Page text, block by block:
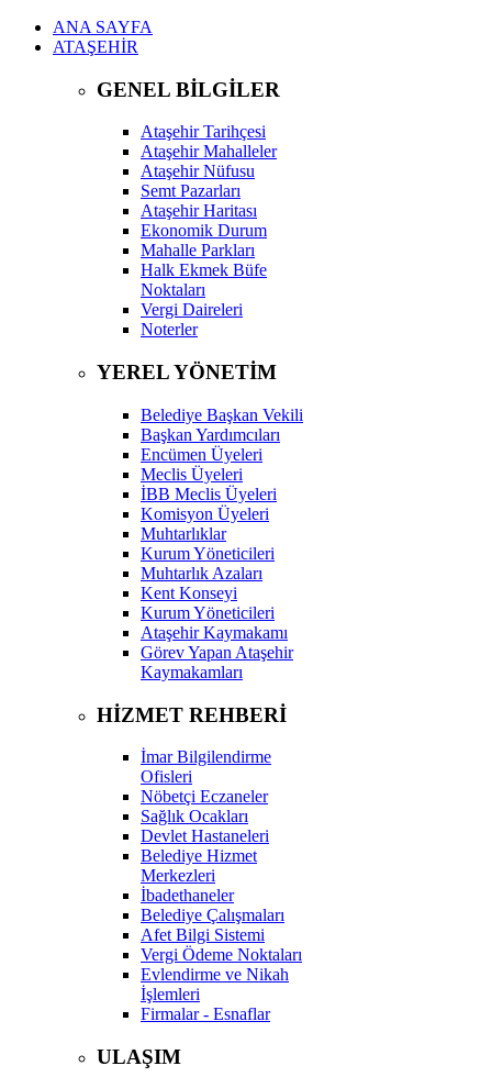
ANA SAYFA
ATAŞEHİR
GENEL BİLGİLER
Ataşehir Tarihçesi
Ataşehir Mahalleler
Ataşehir Nüfusu
Semt Pazarları
Ataşehir Haritası
Ekonomik Durum
Mahalle Parkları
Halk Ekmek Büfe
Noktaları
Vergi Daireleri
Noterler
YEREL YÖNETİM
Belediye Başkan Vekili
Başkan Yardımcıları
Encümen Üyeleri
Meclis Üyeleri
İBB Meclis Üyeleri
Komisyon Üyeleri
Muhtarlıklar
Kurum Yöneticileri
Muhtarlık Azaları
Kent Konseyi
Kurum Yöneticileri
Ataşehir Kaymakamı
Görev Yapan Ataşehir
Kaymakamları
HİZMET REHBERİ
İmar Bilgilendirme
Ofisleri
Nöbetçi Eczaneler
Sağlık Ocakları
Devlet Hastaneleri
Belediye Hizmet
Merkezleri
İbadethaneler
Belediye Çalışmaları
Afet Bilgi Sistemi
Vergi Ödeme Noktaları
Evlendirme ve Nikah
İşlemleri
Firmalar - Esnaflar
ULAŞIM